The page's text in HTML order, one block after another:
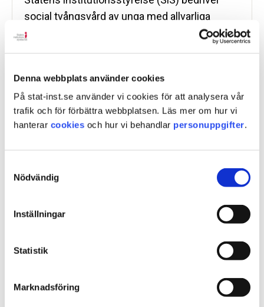
Denna webbplats använder cookies
På stat-inst.se använder vi cookies för att analysera vår
trafik och för förbättra webbplatsen. Läs mer om hur vi
hanterar cookies och hur vi behandlar personuppgifter.
Nödvändig
Inställningar
Statistik
Marknadsföring
social tvångsvård av unga med allvarliga
psykosociala problem, inklusive unga som
målgrupp, utvecklade psykologer på SiS en ny
återfallspreventiv behandling, Stoppa. Stoppa
baseras på kognitiv beteendeterapi, dialektisk
beteendeterapi, motiverande samtal samt
risk-, behovs- och mottaglighetsprinciperna.
Syftet med studien som presenteras i denna
behandlingseffekter i form av minskad risk
2019–2022 och 28 SiS-placerade pojkar och
resultaten på genomförbarhet och